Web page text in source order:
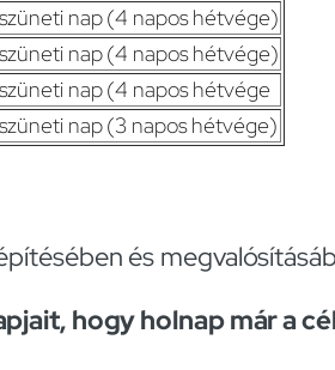
nap (4 napos hétvége)
nap (4 napos hétvége)
nap (4 napos hétvége
nap (3 napos hétvége)
és
hogy holnap már a